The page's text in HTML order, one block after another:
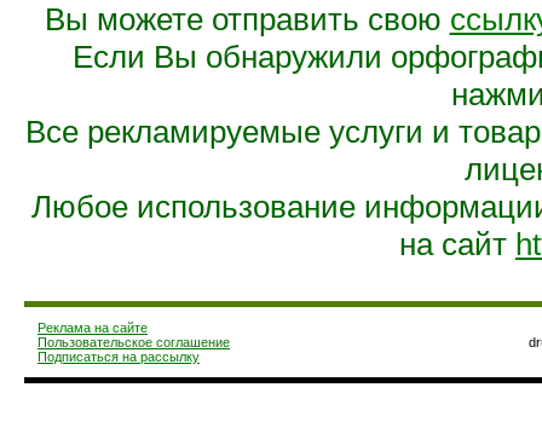
Вы можете отправить свою
Если Вы обнаружили
Все рекламируемые услуги и
Любое использование
на сайт
Реклама на сайте
Пользовательское соглашение
Подписаться на рассылку